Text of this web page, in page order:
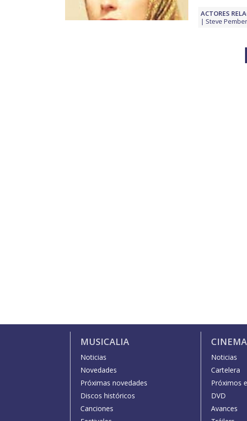
ACTORES
Steve
MUSICALIA
Noticias
Novedades
Próximas novedades
Discos históricos
Canciones
Noticias
Cartelera
Próximos
DVD
Avances